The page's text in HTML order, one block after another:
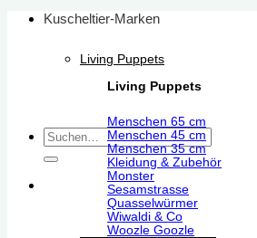
Suchen
nach:
Kuscheltier-Marken
Living Puppets
Living Puppets
Menschen 65 cm
Menschen 45 cm
Menschen 35 cm
Kleidung & Zubehör
Monster
Sesamstrasse
Quasselwürmer
Wiwaldi & Co
Woozle Goozle